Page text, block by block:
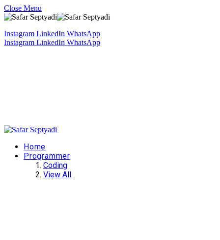
Close Menu
Instagram LinkedIn WhatsApp
Instagram LinkedIn WhatsApp
Home
Programmer
Coding
View All